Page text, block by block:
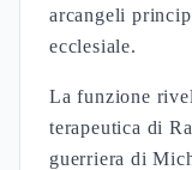
arcangeli
ecclesiale.
La funzione
terapeutica di
guerriera di